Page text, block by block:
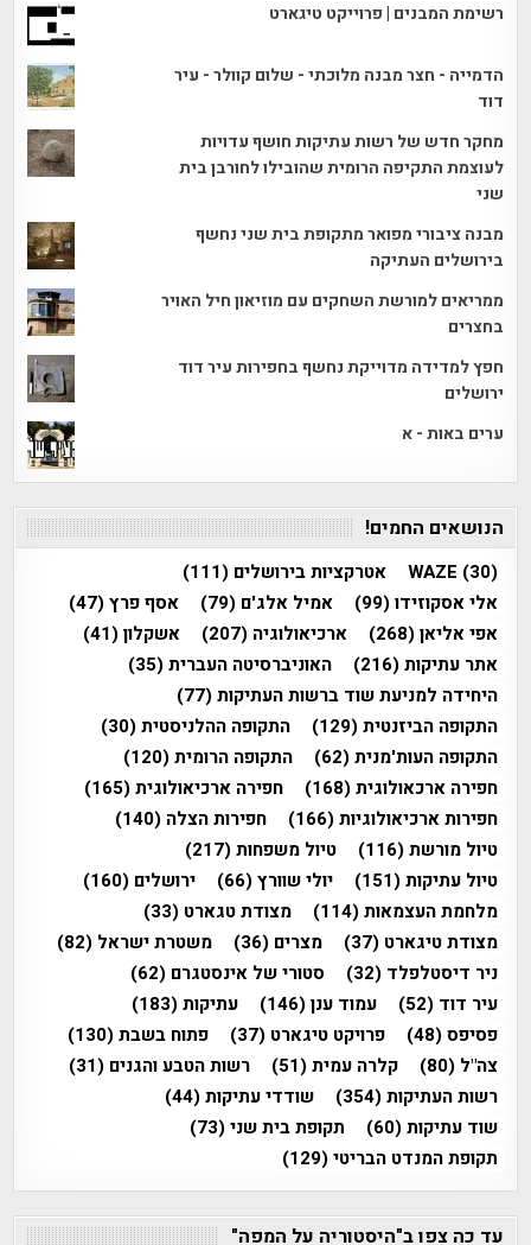
רשימת המבנים | פרוייקט טיגארט
הדמייה - חצר מבנה מלוכתי - שלום קוולר - עיר
דוד
מחקר חדש של רשות עתיקות חושף עדויות
לעוצמת התקיפה הרומית שהובילו לחורבן בית
שני
מבנה ציבורי מפואר מתקופת בית שני נחשף
בירושלים העתיקה
ממריאים למורשת השחקים עם מוזיאון חיל האויר
בחצרים
חפץ למדידה מדוייקת נחשף בחפירות עיר דוד
ירושלים
ערים באות - א
הנושאים החמים!
WAZE (30) אטרקציות בירושלים (111)
אלי אסקוזידו(99) אמיל אלג'ם (79) אסף פרץ(47)
אפי אליאן(268) ארכיאולוגיה (207) אשקלון(41)
אתר עתיקות(216) האוניברסיטה העברית(35)
היחידה למניעת שוד ברשות העתיקות(77)
התקופה הביזנטית(129) התקופה ההלניסטית(30)
התקופה העות'מנית(62) התקופה הרומית(120)
חפירה ארכאולוגית(168) חפירה ארכיאולוגית(165)
חפירות ארכיאולוגיות(166) חפירות הצלה (140)
טיול מורשת(116) טיול משפחות(217)
טיול עתיקות(151) יולי שוורץ(66) ירושלים (160)
מלחמת העצמאות(114) מצודת טגארט (33)
מצודת טיגארט (37) מצרים (36) משטרת ישראל (82)
ניר דיסטלפלד (32) סטורי של אינסטגרם (62)
עיר דוד (52) עמוד ענן(146) עתיקות(183)
פסיפס(48) פרויקט טיגארט (37) פתוח בשבת(130)
צה"ל (80) קלרה עמית(51) רשות הטבע והגנים (31)
רשות העתיקות(354) שודדי עתיקות(44)
שוד עתיקות(60) תקופת בית שני(73)
תקופת המנדט הבריטי(129)
עד כה צפו ב"היסטוריה על המפה"